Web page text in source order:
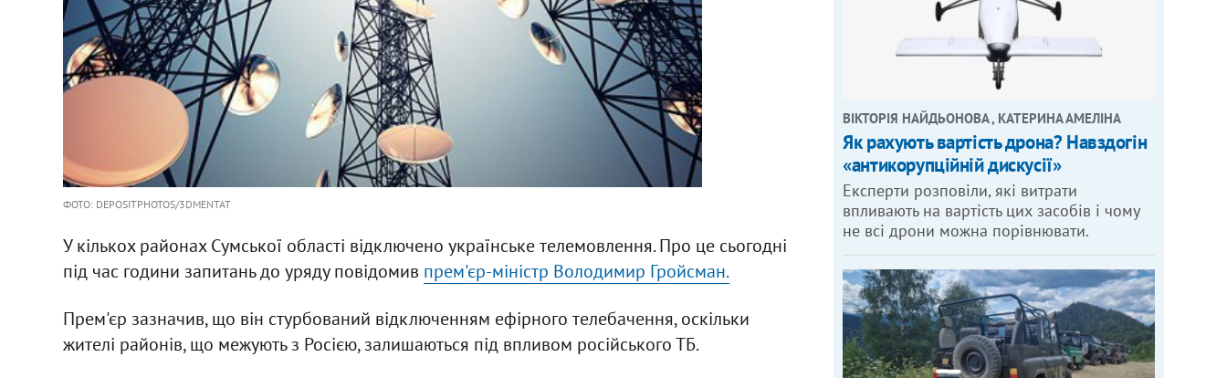
ФОТО: DEPOSITPHOTOS/3DMENTAT
У кількох районах Сумської області відключено українське телемовлення. Про це сьогодні
під час години запитань до уряду повідомив прем'єр-міністр Володимир Гройсман.
Прем'єр зазначив, що він стурбований відключенням ефірного телебачення, оскільки
жителі районів, що межують з Росією, залишаються під впливом російського ТБ.
ВІКТОРІЯ НАЙДЬОНОВА , КАТЕРИНА АМЕЛІНА
Як рахують вартість дрона? Навздогін
«антикорупційній дискусії»
Експерти розповіли, які витрати
впливають на вартість цих засобів і чому
не всі дрони можна порівнювати.